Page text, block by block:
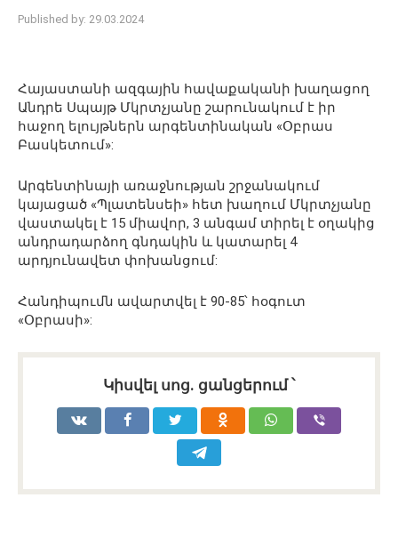
Published by: 29.03.2024
Հայաստանի ազգային հավաքականի խաղացող
Անդրե Սպայթ Մկրտչյանը շարունակում է իր
հաջող ելույթներն արգենտինական «Օբրաս
Բասկետում»:
Արգենտինայի առաջնության շրջանակում
կայացած «Պլատենսեի» հետ խաղում Մկրտչյանը
վաստակել է 15 միավոր, 3 անգամ տիրել է օղակից
անդրադարձող գնդակին և կատարել 4
արդյունավետ փոխանցում:
Հանդիպումն ավարտվել է 90-85՝ հօգուտ
«Օբրասի»:
Կիսվել սոց․ ցանցերում ՝